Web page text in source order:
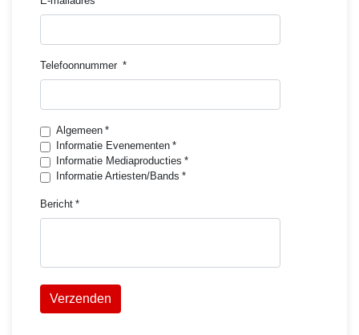
Telefoonnummer
Algemeen
Informatie Evenementen
Informatie Mediaproducties
Informatie Artiesten/Bands
Bericht
Verzenden